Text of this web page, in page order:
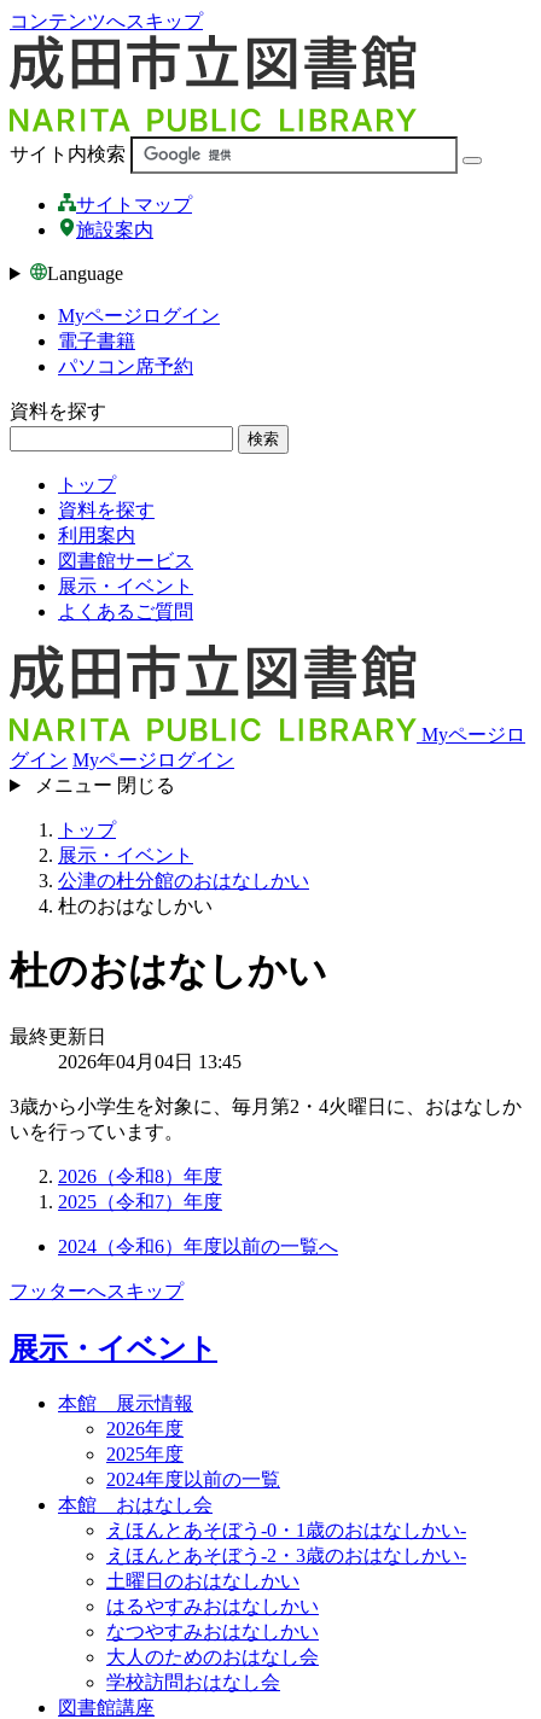
コンテンツへスキップ
サイト内検索
サイトマップ
施設案内
Language
Myページログイン
電子書籍
パソコン席予約
資料を探す
検索
トップ
資料を探す
利用案内
図書館サービス
展示・イベント
よくあるご質問
Myページロ
グイン Myページログイン
メニュー 閉じる
トップ
展示・イベント
公津の杜分館のおはなしかい
杜のおはなしかい
杜のおはなしかい
最終更新日
2026年04月04日 13:45
3歳から小学生を対象に、毎月第2・4火曜日に、おはなしか
いを行っています。
2026（令和8）年度
2025（令和7）年度
2024（令和6）年度以前の一覧へ
フッターへスキップ
展示・イベント
本館 展示情報
2026年度
2025年度
2024年度以前の一覧
本館 おはなし会
えほんとあそぼう-0・1歳のおはなしかい-
えほんとあそぼう-2・3歳のおはなしかい-
土曜日のおはなしかい
はるやすみおはなしかい
なつやすみおはなしかい
大人のためのおはなし会
学校訪問おはなし会
図書館講座